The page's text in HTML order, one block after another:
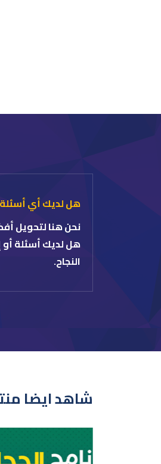
هل لديك أي
نحن هنا لتحويل
هل لديك أسئلة
النجاح.
شاهد ايضا